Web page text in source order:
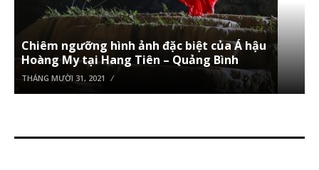
Chiêm ngưỡng hình ảnh đặc biệt của Á hậu
Hoàng My tại Hang Tiên – Quảng Bình
THÁNG MƯỜI 31, 2021